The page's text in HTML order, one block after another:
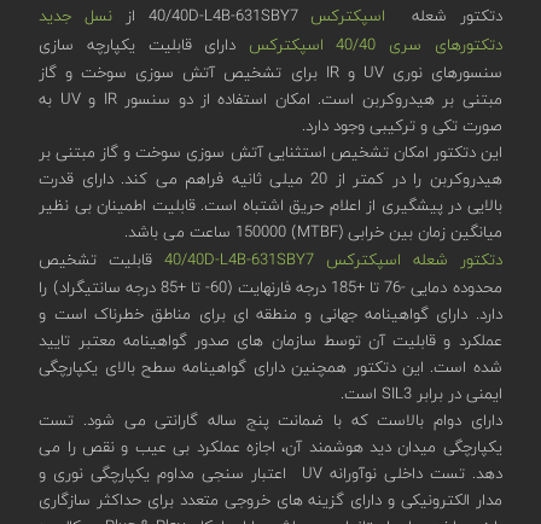
دتکتور شعله اسپکترکس 40/40D-L4B-631SBY7 از
نسل جدید
دتکتورهای سری 40/40 اسپکترکس
دارای قابلیت یکپارچه سازی
سنسورهای نوری UV و IR برای تشخیص آتش سوزی سوخت و گاز
مبتنی بر هیدروکربن است. امکان استفاده از دو سنسور IR و UV به
صورت تکی و ترکیبی وجود دارد.
این دتکتور امکان تشخیص استثنایی آتش سوزی سوخت و گاز مبتنی بر
هیدروکربن را در کمتر از 20 میلی ثانیه فراهم می کند. دارای قدرت
بالایی در پیشگیری از اعلام حریق اشتباه است. قابلیت اطمینان بی نظیر
میانگین زمان بین خرابی (MTBF) 150000 ساعت می باشد.
دتکتور شعله اسپکترکس 40/40D-L4B-631SBY7
قابلیت تشخیص
محدوده دمایی -76 تا +185 درجه فارنهایت (60- تا +85 درجه سانتیگراد) را
دارد. دارای گواهینامه جهانی و منطقه ای برای مناطق خطرناک است و
عملکرد و قابلیت آن توسط سازمان های صدور گواهینامه معتبر تایید
شده است. این دتکتور همچنین دارای گواهینامه سطح بالای یکپارچگی
ایمنی در برابر SIL3 است.
دارای دوام بالاست که با ضمانت پنج ساله گارانتی می شود. تست
یکپارچگی میدان دید هوشمند آن، اجازه عملکرد بی عیب و نقص را می
دهد. تست داخلی نوآورانه UV اعتبار سنجی مداوم یکپارچگی نوری و
مدار الکترونیکی و دارای گزینه های خروجی متعدد برای حداکثر سازگاری